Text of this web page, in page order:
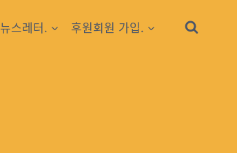
뉴스레터. 후원회원 가입.